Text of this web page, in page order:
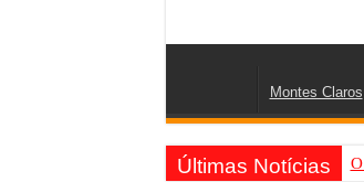
Montes Claros
Últimas Notícias